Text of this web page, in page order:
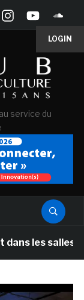
LOGIN
service du
salles de